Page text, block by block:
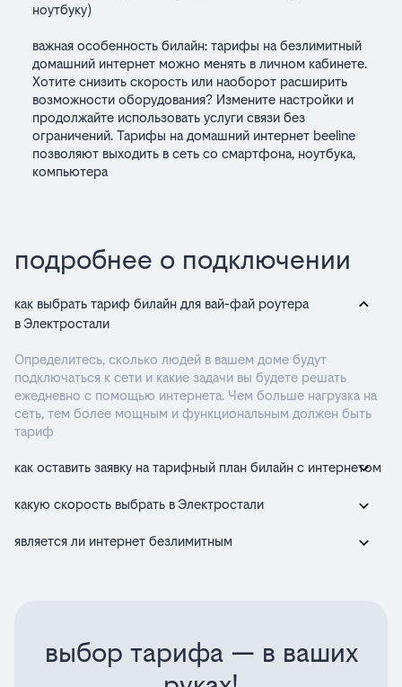
ноутбуку)
важная особенность билайн: тарифы на безлимитный
домашний интернет можно менять в личном кабинете.
Хотите снизить скорость или наоборот расширить
возможности оборудования? Измените настройки и
продолжайте использовать услуги связи без
ограничений. Тарифы на домашний интернет beeline
позволяют выходить в сеть со смартфона, ноутбука,
компьютера
подробнее о подключении
как выбрать тариф билайн для вай-фай роутера
в Электростали
Определитесь, сколько людей в вашем доме будут
подключаться к сети и какие задачи вы будете решать
ежедневно с помощью интернета. Чем больше нагрузка на
сеть, тем более мощным и функциональным должен быть
тариф
как оставить заявку на тарифный план билайн с интернетом
какую скорость выбрать в Электростали
является ли интернет безлимитным
выбор тарифа — в ваших